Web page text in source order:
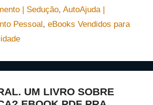
| Sedução,AutoAjuda |
Pessoal, eBooks Vendidos para
UM LIVRO SOBRE